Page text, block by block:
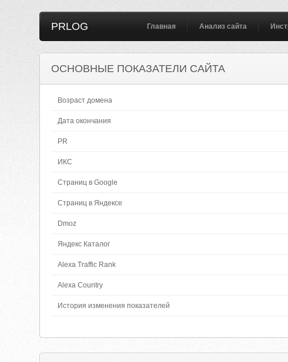
PRLOG Главная Анализ сайта
ОСНОВНЫЕ ПОКАЗАТЕЛИ САЙТА
Возраст домена
Дата окончания
PR
ИКС
Страниц в Google
Страниц в Яндексе
Dmoz
Яндекс Каталог
Alexa Traffic Rank
Alexa Country
История изменения показателей